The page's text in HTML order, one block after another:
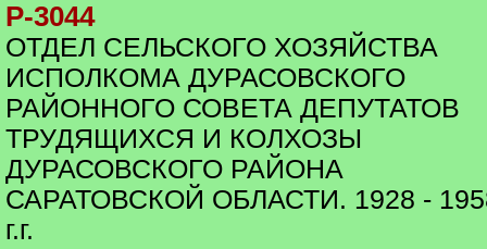
Р-3044
ОТДЕЛ СЕЛЬСКОГО ХОЗЯЙСТВА
ИСПОЛКОМА ДУРАСОВСКОГО
РАЙОННОГО СОВЕТА ДЕПУТАТОВ
ТРУДЯЩИХСЯ И КОЛХОЗЫ
ДУРАСОВСКОГО РАЙОНА
САРАТОВСКОЙ ОБЛАСТИ. 1928 -
г.г.